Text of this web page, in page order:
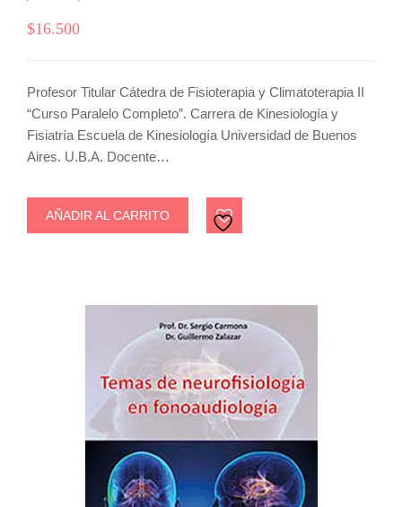
$16.500
Profesor Titular Cátedra de Fisioterapia y Climatoterapia II
“Curso Paralelo Completo”. Carrera de Kinesiología y
Fisiatría Escuela de Kinesiología Universidad de Buenos
Aires. U.B.A. Docente…
AÑADIR AL CARRITO